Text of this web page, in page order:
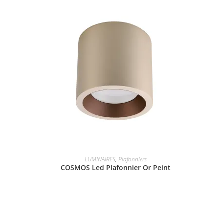
LUMINAIRES, Plafonniers
COSMOS Led Plafonnier Or Peint